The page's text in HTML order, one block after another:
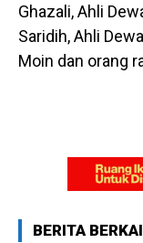
Ghazali, Ahli
Saridih, Ahli
Moin dan orang
BERITA